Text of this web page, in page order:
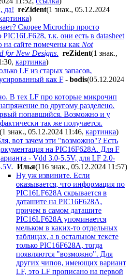
да! reZident(1 знак., 05.12.2024
)
Скорее Microchip просто
т.к. они есть в datasheet
на сайте помечены как Not
for New Designs. reZident(1 знак.,
, картинка)
LF из старых запасов,
как F - bodis(05.12.2024
В тех LF про которые микрочип
по другому разделено.
попавшийся. Возможно и у
так же получается.
(1 знак., 05.12.2024 11:46, картинка)
вот зачем эти "возможно"? Есть
на PIC16F628A. Для F
- Vdd 3.0-5.5V, для LF 2.0-
Илья(116 знак., 05.12.2024 11:57)
Ну уж извините. Если
оказывается, что информация по
PIC16LF628A скрывается в
даташите на PIC16F628A,
причем в самом даташите
PIC16LF628A упоминается
мельком в каких-то отдельных
таблицах, а в остальном тексте
только PIC16F628A, тогда
появляются "возможно". Для
других чипов, имеющих вариант
LF, это LF прописано на первой